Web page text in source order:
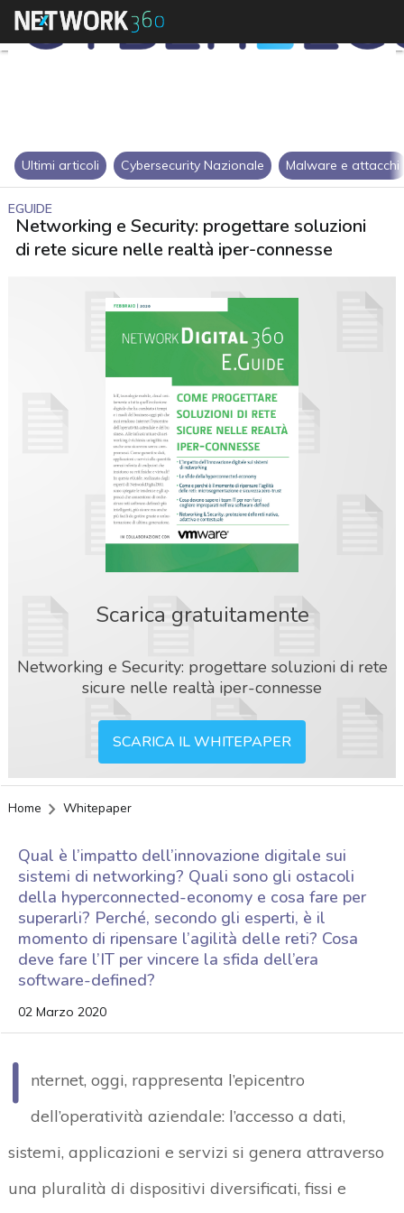
Ultimi articoli Cybersecurity Nazionale Malware e attacchi
EGUIDE
Networking e Security: progettare soluzioni
di rete sicure nelle realtà iper-connesse
Scarica gratuitamente
Networking e Security: progettare soluzioni di rete
sicure nelle realtà iper-connesse
SCARICA IL WHITEPAPER
Home Whitepaper
Qual è l’impatto dell’innovazione digitale sui
sistemi di networking? Quali sono gli ostacoli
della hyperconnected-economy e cosa fare per
superarli? Perché, secondo gli esperti, è il
momento di ripensare l’agilità delle reti? Cosa
deve fare l’IT per vincere la sfida dell’era
software-defined?
02 Marzo 2020
I
nternet, oggi, rappresenta l’epicentro
dell’operatività aziendale: l’accesso a dati,
sistemi, applicazioni e servizi si genera attraverso
una pluralità di dispositivi diversificati, fissi e